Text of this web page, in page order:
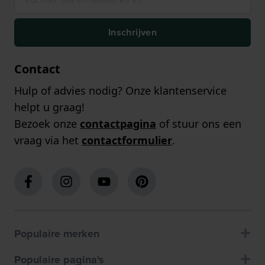
Inschrijven
Contact
Hulp of advies nodig? Onze klantenservice
helpt u graag!
Bezoek onze contactpagina of stuur ons een
vraag via het contactformulier.
Populaire merken
Populaire pagina's